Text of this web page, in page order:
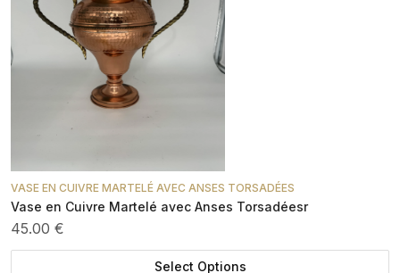
VASE EN CUIVRE MARTELÉ AVEC ANSES TORSADÉES
Vase en Cuivre Martelé avec Anses Torsadéesr
45.00 €
Select Options